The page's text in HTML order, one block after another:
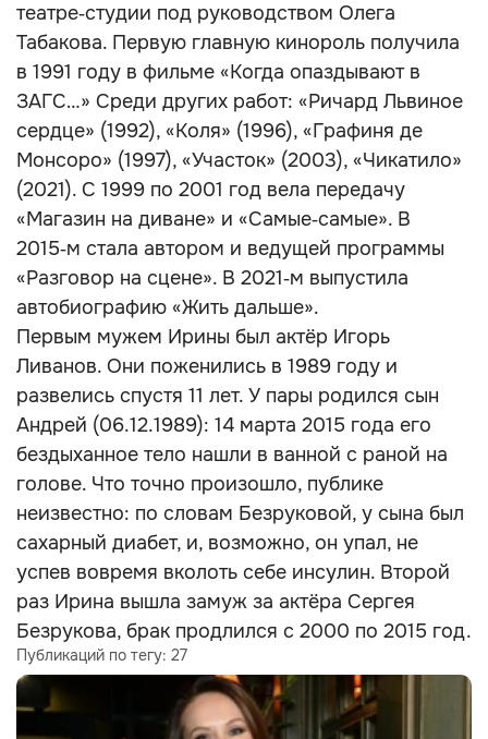
театре‑студии под руководством Олега
Табакова. Первую главную кинороль получила
в 1991 году в фильме «Когда опаздывают в
ЗАГС…» Среди других работ: «Ричард Львиное
сердце» (1992), «Коля» (1996), «Графиня де
Монсоро» (1997), «Участок» (2003), «Чикатило»
(2021). С 1999 по 2001 год вела передачу
«Магазин на диване» и «Самые‑самые». В
2015‑м стала автором и ведущей программы
«Разговор на сцене». В 2021‑м выпустила
автобиографию «Жить дальше».
Первым мужем Ирины был актёр Игорь
Ливанов. Они поженились в 1989 году и
развелись спустя 11 лет. У пары родился сын
Андрей (06.12.1989): 14 марта 2015 года его
бездыханное тело нашли в ванной с раной на
голове. Что точно произошло, публике
неизвестно: по словам Безруковой, у сына был
сахарный диабет, и, возможно, он упал, не
успев вовремя вколоть себе инсулин. Второй
раз Ирина вышла замуж за актёра Сергея
Безрукова, брак продлился с 2000 по 2015 год.
Публикаций по тегу: 27